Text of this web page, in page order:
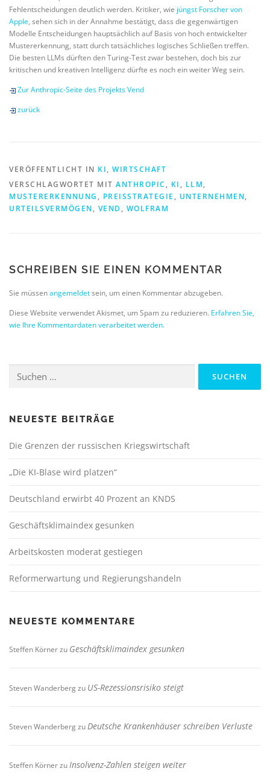
Fehlentscheidungen deutlich werden. Kritiker, wie jüngst Forscher von
Apple, sehen sich in der Annahme bestätigt, dass die gegenwärtigen
Modelle Entscheidungen hauptsächlich auf Basis von hoch entwickelter
Mustererkennung, statt durch tatsächliches logisches Schließen treffen.
Die besten LLMs dürften den Turing-Test zwar bestehen, doch bis zur
kritischen und kreativen Intelligenz dürfte es noch ein weiter Weg sein.
Zur Anthropic-Seite des Projekts Vend
zurück
VERÖFFENTLICHT IN KI, WIRTSCHAFT
VERSCHLAGWORTET MIT ANTHROPIC , KI , LLM,
MUSTERERKENNUNG , PREISSTRATEGIE , UNTERNEHMEN,
URTEILSVERMÖGEN, VEND , WOLFRAM
SCHREIBEN SIE EINEN KOMMENTAR
Sie müssenangemeldetsein, um einen Kommentar abzugeben.
Diese Website verwendet Akismet, um Spam zu reduzieren. Erfahren Sie,
wie Ihre Kommentardaten verarbeitet werden.
nach:
NEUESTE BEITRÄGE
Die Grenzen der russischen Kriegswirtschaft
„Die KI-Blase wird platzen“
Deutschland erwirbt 40 Prozent an KNDS
Geschäftsklimaindex gesunken
Arbeitskosten moderat gestiegen
Reformerwartung und Regierungshandeln
NEUESTE KOMMENTARE
Steffen Körnerzu Geschäftsklimaindex gesunken
Steven Wanderbergzu US-Rezessionsrisiko steigt
Steven Wanderbergzu Deutsche Krankenhäuser schreiben Verluste
Steffen Körnerzu Insolvenz-Zahlen steigen weiter